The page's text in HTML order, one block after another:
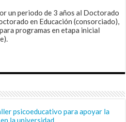
un periodo de 3 años al Doctorado
en Educación (consorciado),
programas en etapa inicial
psicoeducativo para apoyar la
la universidad